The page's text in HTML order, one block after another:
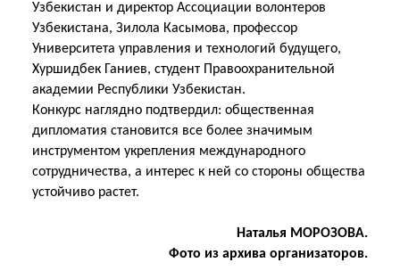
Узбекистан и директор Ассоциации волонтеров
Узбекистана, Зилола Касымова, профессор
Университета управления и технологий будущего,
Хуршидбек Ганиев, студент Правоохранительной
академии Республики Узбекистан.
Конкурс наглядно подтвердил: общественная
дипломатия становится все более значимым
инструментом укрепления международного
сотрудничества, а интерес к ней со стороны общества
устойчиво растет.
Наталья МОРОЗОВА.
Фото из архива организаторов.